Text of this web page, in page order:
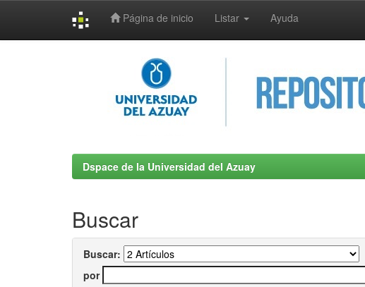
Página de inicio Listar Ayuda
Dspace de la Universidad del Azuay
Buscar
Buscar:
por